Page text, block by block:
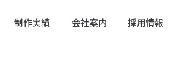
制作実績 会社案内 採用情報